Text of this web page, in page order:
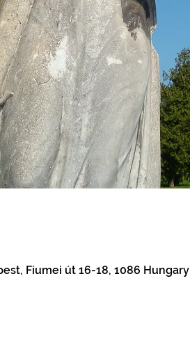
Fiumei út 16-18, 1086 Hungary